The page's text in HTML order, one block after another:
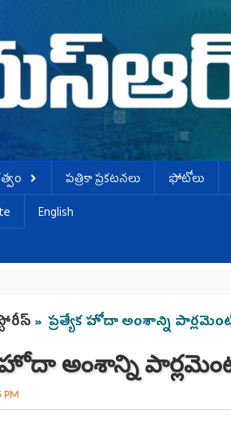
పత్రికా ప్రకటనలు ఫోటోలు
English
» ప్రత్యేక హోదా అంశాన్ని
హోదా అంశాన్ని
PM